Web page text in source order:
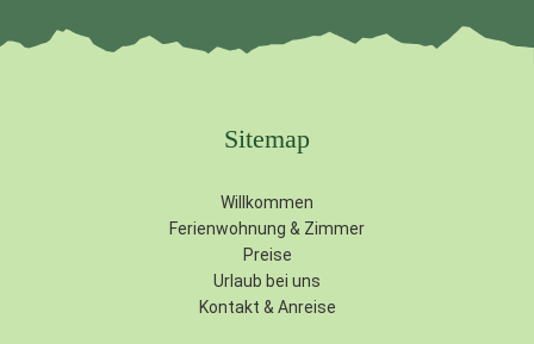
Sitemap
Willkommen
Ferienwohnung & Zimmer
Preise
Urlaub bei uns
Kontakt & Anreise